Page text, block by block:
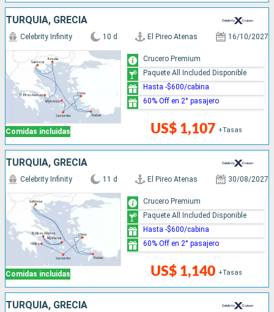
TURQUÍA, GRECIA
Comidas incluidas
Celebrity Infinity 10 d El Pireo Atenas 16/10/2027
US$ 1,107 +Tasas
Crucero Premium
Paquete All Included Disponible
Hasta -$600/cabina
60% Off en 2° pasajero
TURQUÍA, GRECIA
Comidas incluidas
Celebrity Infinity 11 d El Pireo Atenas 30/08/2027
US$ 1,140 +Tasas
Crucero Premium
Paquete All Included Disponible
Hasta -$600/cabina
60% Off en 2° pasajero
TURQUÍA, GRECIA